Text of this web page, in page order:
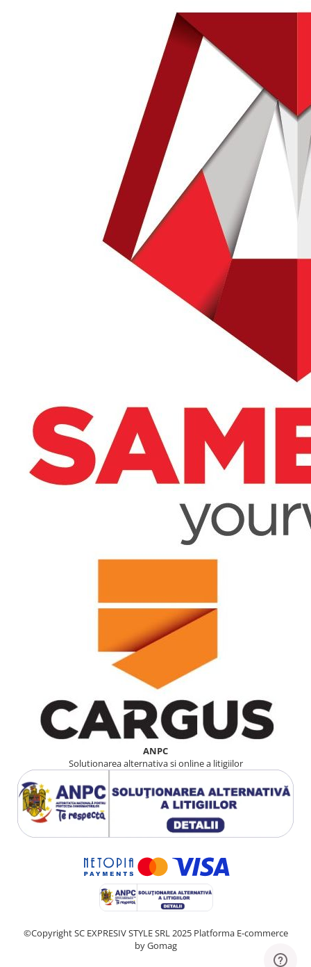
ANPC
Solutionarea alternativa si online a litigiilor
©Copyright SC EXPRESIV STYLE SRL 2025 Platforma E-commerce
by Gomag